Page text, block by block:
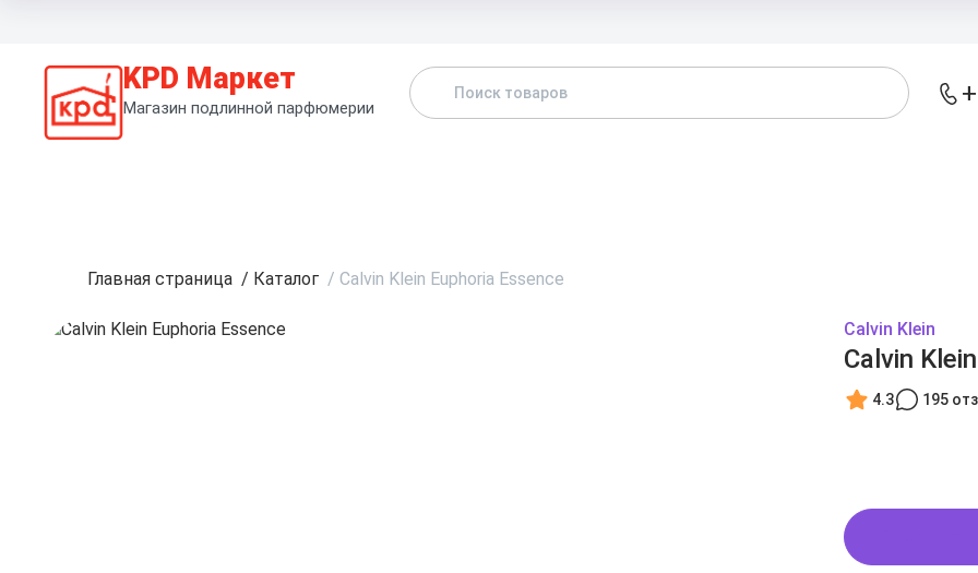
KPD Маркет
Магазин подлинной парфюмерии
Главная страница / Каталог / Calvin Klein Euphoria Essence
Calvin Klein
Calvin
4.3 195